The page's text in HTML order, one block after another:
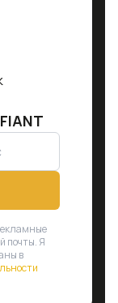
почты. Я
в